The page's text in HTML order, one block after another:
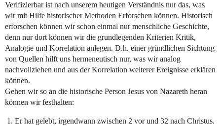
Verifizierbar ist nach unserem heutigen Verständnis nur das, was
wir mit Hilfe historischer Methoden Erforschen können. Historisch
erforschen können wir schon einmal nur menschliche Geschichte,
denn nur dort können wir die grundlegenden Kriterien Kritik,
Analogie und Korrelation anlegen. D.h. einer gründlichen Sichtung
von Quellen hilft uns hermeneutisch nur, was wir analog
nachvollziehen und aus der Korrelation weiterer Ereignisse erklären
können.
Gehen wir so an die historische Person Jesus von Nazareth heran
können wir festhalten:
Er hat gelebt, irgendwann zwischen 2 vor und 32 nach Christus.